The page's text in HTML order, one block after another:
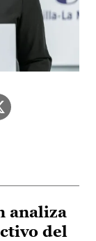
analiza
del